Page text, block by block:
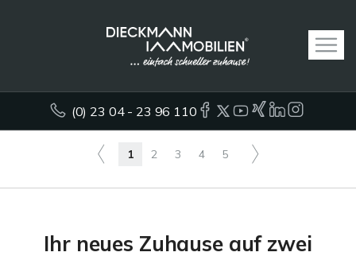
(0) 23 04 - 23 96 110
1 2 3 4 5
Ihr neues Zuhause auf zwei